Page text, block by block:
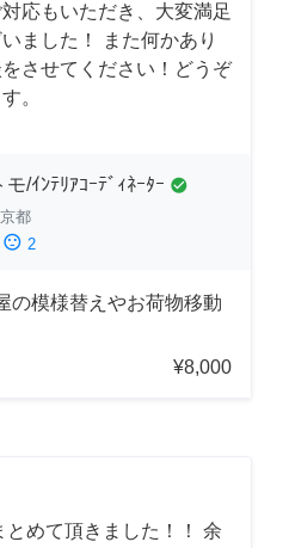
応もいただき、大変満足
ました！ また何かあり
させてください！どうぞ
。
/ｲﾝﾃﾘｱｺｰﾃﾞｨﾈｰﾀｰ check_circle
都
sentiment_dissatisfied 2
の模様替えやお荷物移動
¥8,000
めて頂きました！！ 余